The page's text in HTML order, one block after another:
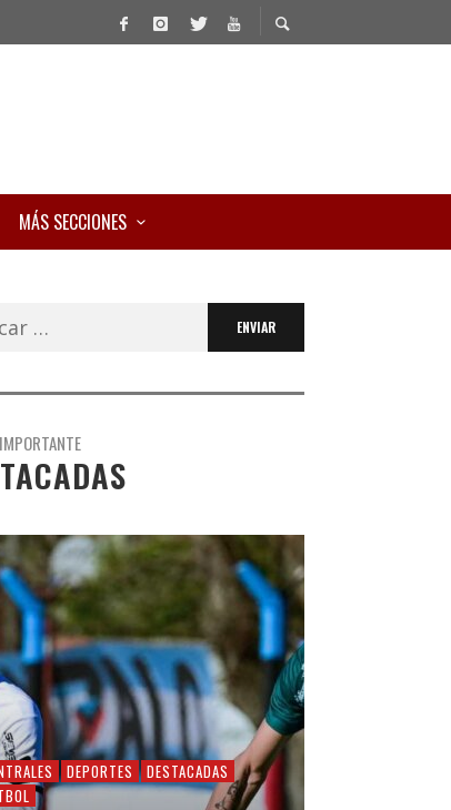
MÁS SECCIONES
DEPORTES
DESTACADAS